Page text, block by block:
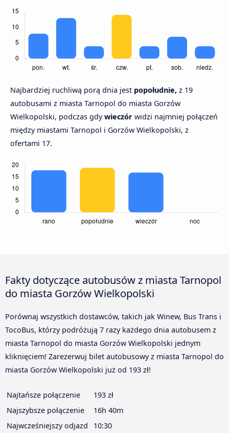
Najbardziej ruchliwą porą dnia jest popołudnie, z 19
autobusami z miasta Tarnopol do miasta Gorzów
Wielkopolski, podczas gdywieczór widzi najmniej połączeń
między miastami Tarnopol i Gorzów Wielkopolski, z
ofertami 17.
Fakty dotyczące autobusów z miasta Tarnopol
do miasta Gorzów Wielkopolski
Porównaj wszystkich dostawców, takich jak Winew, Bus Trans i
TocoBus, którzy podróżują 7 razy każdego dnia autobusem z
miasta Tarnopol do miasta Gorzów Wielkopolski jednym
kliknięciem! Zarezerwuj bilet autobusowy z miasta Tarnopol do
miasta Gorzów Wielkopolski już od 193 zł!
Najtańsze połączenie
193 zł
Najszybsze połączenie
16h 40m
Najwcześniejszy odjazd
10:30